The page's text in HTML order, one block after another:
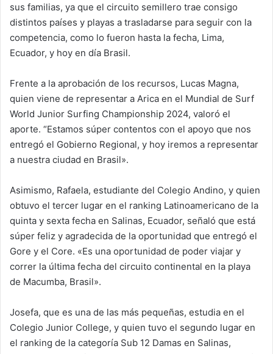
sus familias, ya que el circuito semillero trae consigo
distintos países y playas a trasladarse para seguir con la
competencia, como lo fueron hasta la fecha, Lima,
Ecuador, y hoy en día Brasil.
Frente a la aprobación de los recursos, Lucas Magna,
quien viene de representar a Arica en el Mundial de Surf
World Junior Surfing Championship 2024, valoró el
aporte. “Estamos súper contentos con el apoyo que nos
entregó el Gobierno Regional, y hoy iremos a representar
a nuestra ciudad en Brasil».
Asimismo, Rafaela, estudiante del Colegio Andino, y quien
obtuvo el tercer lugar en el ranking Latinoamericano de la
quinta y sexta fecha en Salinas, Ecuador, señaló que está
súper feliz y agradecida de la oportunidad que entregó el
Gore y el Core. «Es una oportunidad de poder viajar y
correr la última fecha del circuito continental en la playa
de Macumba, Brasil».
Josefa, que es una de las más pequeñas, estudia en el
Colegio Junior College, y quien tuvo el segundo lugar en
el ranking de la categoría Sub 12 Damas en Salinas,